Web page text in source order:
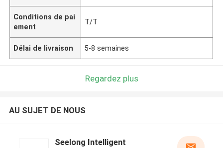
Conditions de pai
ement
T/T
Délai de livraison 5-8 semaines
Regardez plus
AU SUJET DE NOUS
Seelong Intelligent